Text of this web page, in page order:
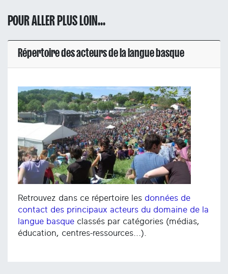
POUR ALLER PLUS LOIN...
Répertoire des acteurs de la langue basque
Retrouvez dans ce répertoire les données de
contact des principaux acteurs du domaine de la
langue basque classés par catégories (médias,
éducation, centres-ressources...).